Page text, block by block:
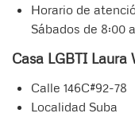
Horario de
Sábados de 8:00
Casa LGBTI Laura
Calle 146C#92-78
Localidad Suba